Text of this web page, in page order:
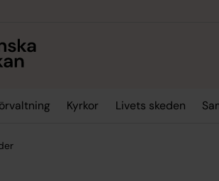
Kyrkor Livets skeden